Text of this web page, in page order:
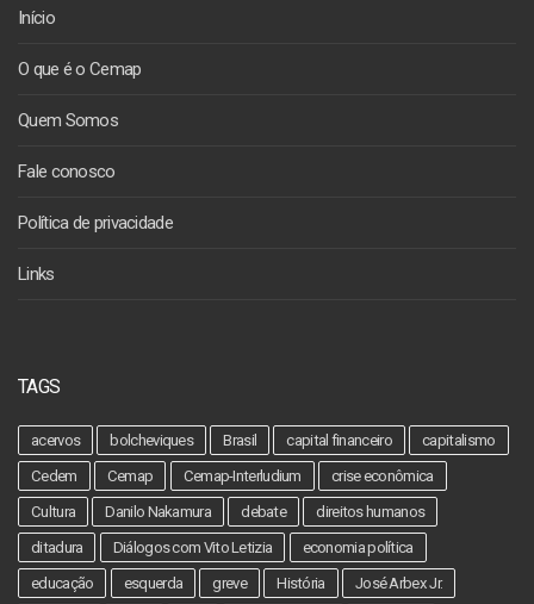
Início
O que é o Cemap
Quem Somos
Fale conosco
Política de privacidade
Links
TAGS
acervos bolcheviques Brasil capital financeiro
capitalismo
Cedem
Cemap Cemap-Interludium
crise econômica
Cultura
Danilo Nakamura debate
direitos humanos
ditadura
Diálogos com Vito Letizia
economia política
educação
esquerda greve História
José Arbex Jr.